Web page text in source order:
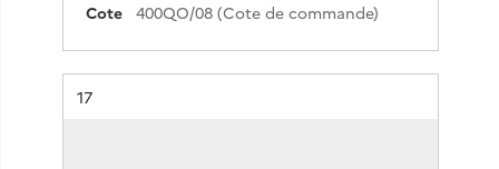
Cote
400QO/08 (Cote de commande)
Résultat n°
17